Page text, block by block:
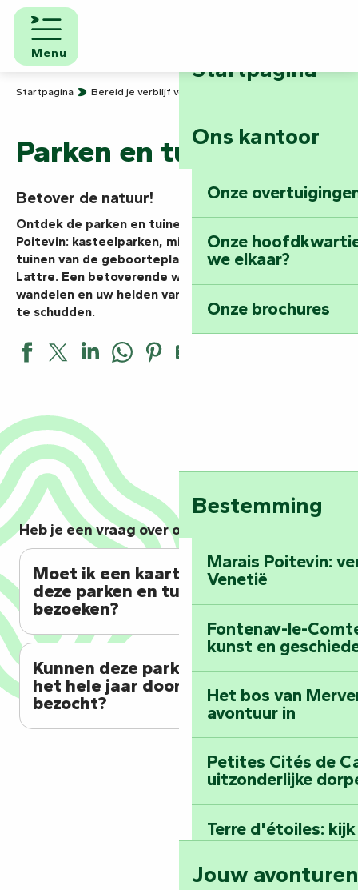
Aller
contenu
principal
Menu
Startpagina
Ons kantoor
Onze
Onze
we elkaar?
Onze brochures
Bestemming
Marais Poitevin:
Venetië
Fontenay-le-
kunst en
Het bos van
avontuur in
Petites Cités de
uitzonderlijke
Terre d'étoiles:
oneindige
Jouw avonturen
Startpagina Bereid je verblijf voor
Parken en tuinen
Betover de natuur!
Ontdek de parken en tuinen van de Vendée Marais
Poitevin: kasteelparken, middeleeuwse tuinen of de
tuinen van de geboorteplaatsen Clemenceau-De
Lattre. Een betoverende wereld om in te ademen, te
wandelen en uw helden van het buitenleven wakker
te schudden.
Jardin d'inspiration médiévale
Le Jardin des cadrans solaires
Parc Baron
Jardins des maisons natales De Lattre et Clemenceau
Parc du Château de Terre-Neuve
Parc du Château de L'Hermenault
Parc du Château de la Rivière
Heb je een vraag over onze parken en tuinen?
Moet ik een kaartje kopen om
deze parken en tuinen te
bezoeken?
Kunnen deze parken en tuinen
het hele jaar door worden
bezocht?